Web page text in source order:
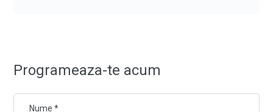
Programeaza-te acum